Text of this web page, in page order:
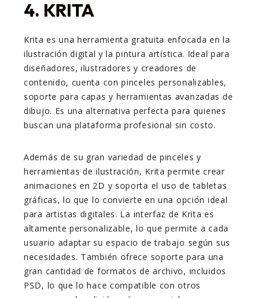
4. KRITA
Krita es una herramienta gratuita enfocada en la
ilustración digital y la pintura artística. Ideal para
diseñadores, ilustradores y creadores de
contenido, cuenta con pinceles personalizables,
soporte para capas y herramientas avanzadas de
dibujo. Es una alternativa perfecta para quienes
buscan una plataforma profesional sin costo.
Además de su gran variedad de pinceles y
herramientas de ilustración, Krita permite crear
animaciones en 2D y soporta el uso de tabletas
gráficas, lo que lo convierte en una opción ideal
para artistas digitales. La interfaz de Krita es
altamente personalizable, lo que permite a cada
usuario adaptar su espacio de trabajo según sus
necesidades. También ofrece soporte para una
gran cantidad de formatos de archivo, incluidos
PSD, lo que lo hace compatible con otros